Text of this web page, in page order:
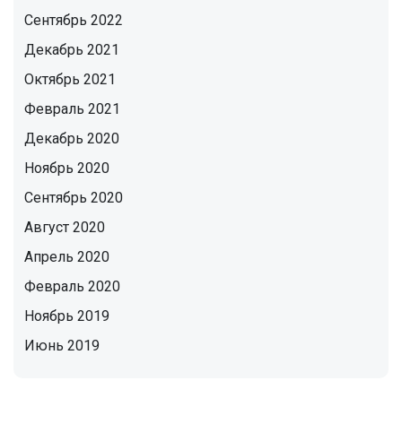
Сентябрь 2022
Декабрь 2021
Октябрь 2021
Февраль 2021
Декабрь 2020
Ноябрь 2020
Сентябрь 2020
Август 2020
Апрель 2020
Февраль 2020
Ноябрь 2019
Июнь 2019